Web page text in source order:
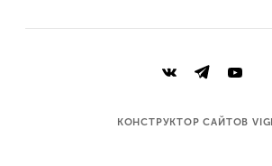
КОНСТРУКТОР САЙТОВ